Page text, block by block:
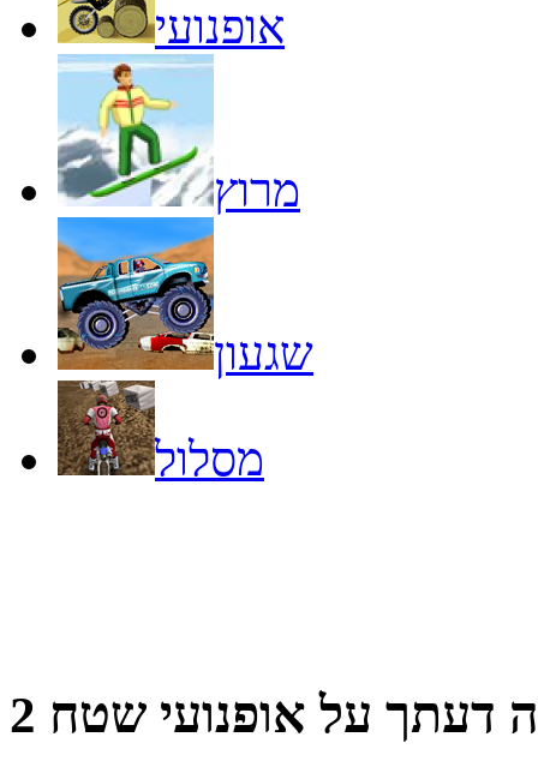
אופנועי
מרוץ
שגעון
מסלול
דעתך על אופנועי שטח 2